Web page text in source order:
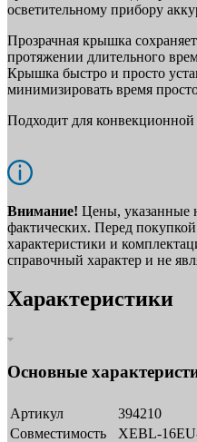
осветительному прибору
Прозрачная крышка
протяжении длительного
Крышка быстро и просто
минимизировать время
Подходит для
Внимание! Цены, указанные
фактических. Перед
характеристики и
справочный характер и не
Характеристики
Основные
Артикул
394210
Совместимость
XEBL-